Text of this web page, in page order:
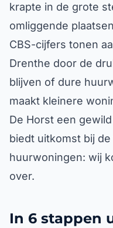
krapte in de grote
omliggende
CBS-cijfers tonen
Drenthe door de
blijven of dure
maakt kleinere
De Horst een
biedt uitkomst bij
huurwoningen: wij
over.
In 6 stappen